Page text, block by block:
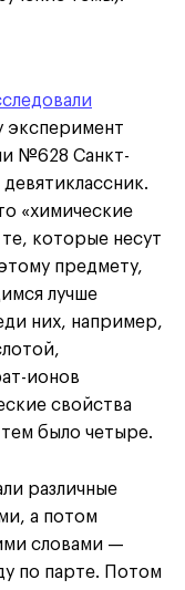
эксперимент
№628 Санкт-
девятиклассник.
«химические
которые несут
предмету,
лучше
них, например,
ионов
свойства
было четыре.
различные
а потом
словами —
по парте. Потом